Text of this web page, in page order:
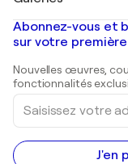
Banksy
Mr. Brainwash
Shepard Fairey
Peintures de
Estampes
Peintures
Galeries d'art en
Galeries d'art en
Abonnez-vous et
sur votre
Nouvelles œuvres,
fonctionnalités
Saisissez
votre
adresse
e-
mail
J'en